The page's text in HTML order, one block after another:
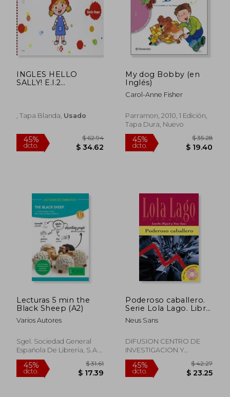
dcto.
$ 36.29
$ 19.96
45%
dcto.
INGLES HELLO
SALLY! E.I.2
, Tapa Blanda, Usado
45%
dcto. $ 34.62
My dog Bobby (en
Inglés)
Carol-Anne Fisher
Parramon, 2010, 1 Edición,
Tapa Dura, Nuevo
45%
dcto.
Lecturas 5 min the
Black Sheep (A2)
Varios Autores
Sgel. Sociedad General
Española De Libreria, S.A.,
Tapa Blanda, Nuevo
Poderoso caballero.
Serie Lola Lago. Libro
+ CD (Ele- Lecturas
Gradu.Adultos)
Neus Sans
DIFUSION CENTRO DE
INVESTIGACION Y
PUBLICACIONES DE
IDIOMAS S.L., Tapa
Blanda, Nuevo